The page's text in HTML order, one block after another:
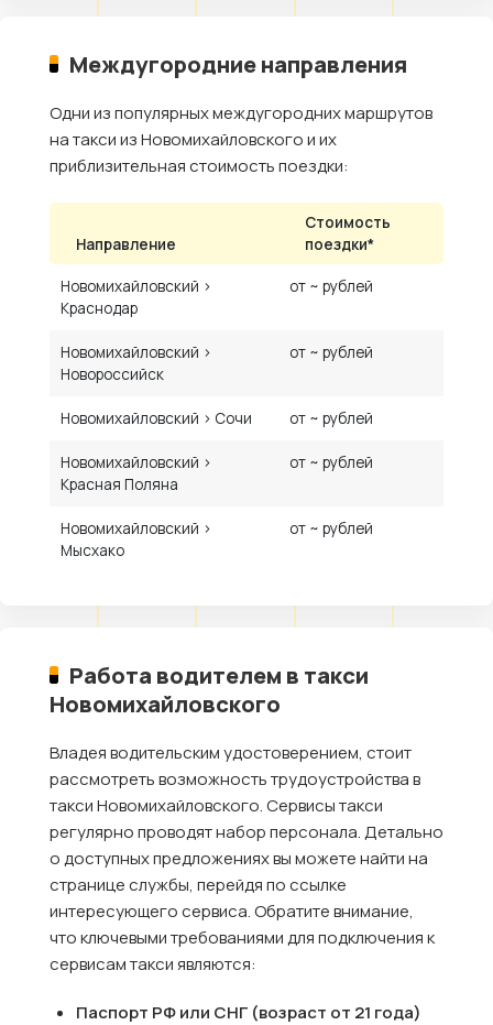
Междугородние направления
Одни из популярных междугородних маршрутов
на такси из Новомихайловского и их
приблизительная стоимость поездки:
Направление
Стоимость
поездки*
Новомихайловский ›
Краснодар
от ~ рублей
Новомихайловский ›
Новороссийск
от ~ рублей
Новомихайловский › Сочи от ~ рублей
Новомихайловский ›
Красная Поляна
от ~ рублей
Новомихайловский ›
Мысхако
от ~ рублей
Работа водителем в такси
Новомихайловского
Владея водительским удостоверением, стоит
рассмотреть возможность трудоустройства в
такси Новомихайловского. Сервисы такси
регулярно проводят набор персонала. Детально
о доступных предложениях вы можете найти на
странице службы, перейдя по ссылке
интересующего сервиса. Обратите внимание,
что ключевыми требованиями для подключения к
сервисам такси являются:
Паспорт РФ или СНГ (возраст от 21 года)